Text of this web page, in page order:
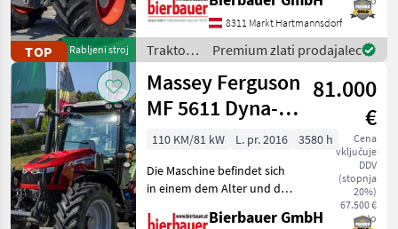
TOP Rabljeni stroj
Zustand und kann nach
telefonischer Vereinbarung
gerne vor Ort besichtigt
und geprüft we
8311 Markt Hartmannsdorf
Traktor /
Fendt
Premium zlati prodajalec
Massey Ferguson
MF 5611 Dyna-6
Efficient
81.000
€
Cena
vključuje
DDV
(stopnja
20%)
67.500 €
neto
110 KM/81 kW L. pr. 2016
3580 h
Die Maschine befindet sich
in einem dem Alter und der
Zustand und kann nach
Bierbauer GmbH